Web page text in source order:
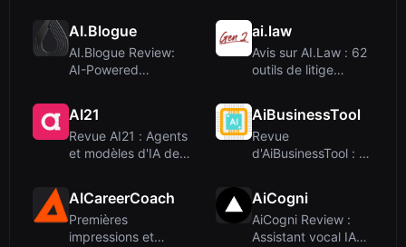
AI.Blogue
AI.Blogue Review:
AI-Powered
ai.law
Avis sur AI.Law : 62
outils de litige
AI21
Revue AI21 : Agents
et modèles d'IA de
AiBusinessTool
Revue
d'AiBusinessTool : un
AICareerCoach
Premières
impressions et
AiCogni
AiCogni Review :
Assistant vocal IA